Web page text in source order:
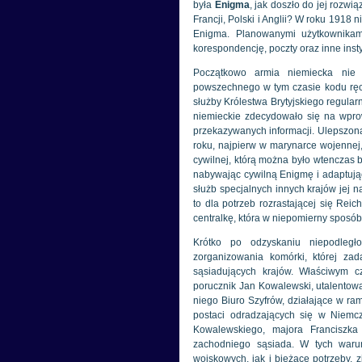
była Enigma, jak doszło do jej
Francji, Polski i Anglii? W roku 1918
Enigma. Planowanymi
korespondencję, poczty oraz inne
Początkowo armia niemiecka nie
powszechnego w tym czasie kodu
służby Królestwa Brytyjskiego
niemieckie zdecydowało się na
przekazywanych informacji.
roku, najpierw w marynarce
cywilnej, którą można było
nabywając cywilną Enigmę i
służb specjalnych innych krajów jej
to dla potrzeb rozrastającej się
centralkę, która w niepomierny
Krótko po odzyskaniu
zorganizowania komórki, której
sąsiadujących krajów. Właściwym
porucznik Jan Kowalewski,
niego Biuro Szyfrów, działające w
postaci odradzających się w
Kowalewskiego, majora
zachodniego sąsiada. W tych
wojskowych, jak i bieżące potrzeby,